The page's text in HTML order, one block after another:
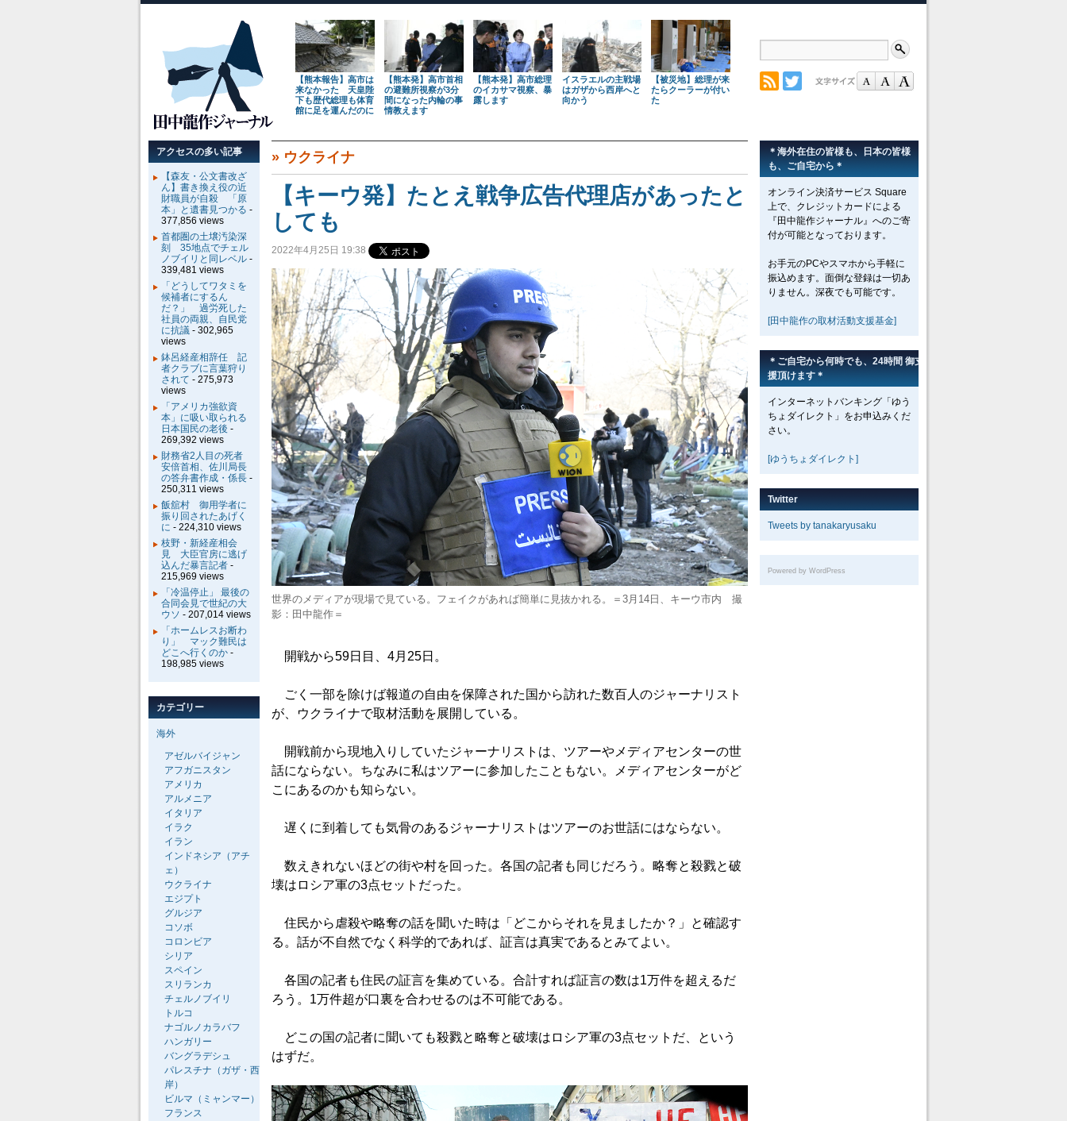
【熊本報告】高市は
来なかった 天皇陛
下も歴代総理も体育
館に足を運んだのに
【熊本発】高市首相
の避難所視察が3分
間になった内輪の事
情教えます
【熊本発】高市総理
のイカサマ視察、暴
露します
イスラエルの主戦場
はガザから西岸へと
向かう
【被災地】総理が来
たらクーラーが付い
た
» ウクライナ
【キーウ発】たとえ戦争広告代理店があったと
しても
2022年4月25日 19:38
世界のメディアが現場で見ている。フェイクがあれば簡単に見抜かれる。＝3月14日、キーウ市内 撮
影：田中龍作＝
開戦から59日目、4月25日。
ごく一部を除けば報道の自由を保障された国から訪れた数百人のジャーナリスト
が、ウクライナで取材活動を展開している。
開戦前から現地入りしていたジャーナリストは、ツアーやメディアセンターの世
話にならない。ちなみに私はツアーに参加したこともない。メディアセンターがど
こにあるのかも知らない。
遅くに到着しても気骨のあるジャーナリストはツアーのお世話にはならない。
数えきれないほどの街や村を回った。各国の記者も同じだろう。略奪と殺戮と破
壊はロシア軍の3点セットだった。
住民から虐殺や略奪の話を聞いた時は「どこからそれを見ましたか？」と確認す
る。話が不自然でなく科学的であれば、証言は真実であるとみてよい。
各国の記者も住民の証言を集めている。合計すれば証言の数は1万件を超えるだ
ろう。1万件超が口裏を合わせるのは不可能である。
どこの国の記者に聞いても殺戮と略奪と破壊はロシア軍の3点セットだ、という
はずだ。
＊海外在住の皆様も、日本の皆様
も、ご自宅から＊
オンライン決済サービス Square
上で、クレジットカードによる
『田中龍作ジャーナル』へのご寄
付が可能となっております。
お手元のPCやスマホから手軽に
振込めます。面倒な登録は一切あ
りません。深夜でも可能です。
[田中龍作の取材活動支援基金]
＊ご自宅から何時でも、24時間 御支
援頂けます＊
インターネットバンキング「ゆう
ちょダイレクト」をお申込みくだ
さい。
[ゆうちょダイレクト]
Twitter
Tweets by tanakaryusaku
Powered by WordPress
アクセスの多い記事
【森友・公文書改ざ
ん】書き換え役の近
財職員が自殺 「原
本」と遺書見つかる -
377,856 views
首都圏の土壌汚染深
刻 35地点でチェル
ノブイリと同レベル -
339,481 views
「どうしてワタミを
候補者にするん
だ？」 過労死した
社員の両親、自民党
に抗議 - 302,965
views
鉢呂経産相辞任 記
者クラブに言葉狩り
されて - 275,973
views
「アメリカ強欲資
本」に吸い取られる
日本国民の老後 -
269,392 views
財務省2人目の死者
安倍首相、佐川局長
の答弁書作成・係長 -
250,311 views
飯舘村 御用学者に
振り回されたあげく
に - 224,310 views
枝野・新経産相会
見 大臣官房に逃げ
込んだ暴言記者 -
215,969 views
「冷温停止」 最後の
合同会見で世紀の大
ウソ - 207,014 views
「ホームレスお断わ
り」 マック難民は
どこへ行くのか -
198,985 views
カテゴリー
海外
アゼルバイジャン
アフガニスタン
アメリカ
アルメニア
イタリア
イラク
イラン
インドネシア（アチ
ェ）
ウクライナ
エジプト
グルジア
コソボ
コロンビア
シリア
スペイン
スリランカ
チェルノブイリ
トルコ
ナゴルノカラバフ
ハンガリー
バングラデシュ
パレスチナ（ガザ・西
岸）
ビルマ（ミャンマー）
フランス